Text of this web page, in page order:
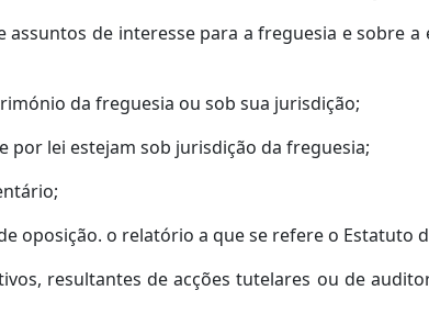
de interesse para a freguesia e sobre
da freguesia ou sob sua jurisdição;
por lei estejam sob jurisdição da freguesia;
oposição. o relatório a que se refere o Estatuto
resultantes de acções tutelares ou de